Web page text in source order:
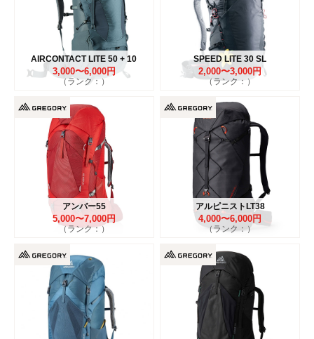
AIRCONTACT LITE 50 + 10
3,000〜6,000円
（ランク：）
SPEED LITE 30 SL
2,000〜3,000円
（ランク：）
アンバー55
5,000〜7,000円
（ランク：）
アルピニストLT38
4,000〜6,000円
（ランク：）